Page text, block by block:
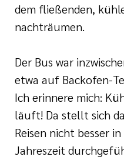
dem fließenden,
nachträumen.
Der Bus war
etwa auf Backofen-
Ich erinnere mich:
läuft! Da stellt sich
Reisen nicht besser
Jahreszeit